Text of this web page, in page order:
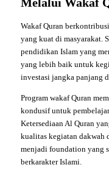
Melalui Wakaf
Wakaf Quran
yang kuat di masyarakat.
pendidikan Islam yang
yang lebih baik untuk
investasi jangka panjang
Program wakaf Quran
kondusif untuk
Ketersediaan Al Quran
kualitas kegiatan dakwah
menjadi foundation yang
berkarakter Islami.